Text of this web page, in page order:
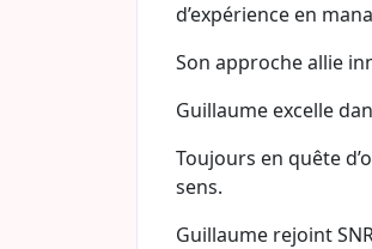
d’expérience en
Son approche allie
Guillaume excelle
Toujours en quête
sens.
Guillaume rejoint